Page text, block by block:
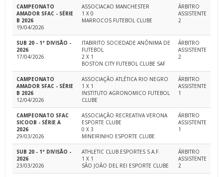
CAMPEONATO
AMADOR SFAC - SÉRIE
B 2026
19/04/2026
ASSOCIACAO MANCHESTER
1 X 0
MARROCOS FUTEBOL CLUBE
ÁRBITRO
ASSISTENTE
2
SUB 20 - 1ª DIVISÃO -
2026
17/04/2026
ITABIRITO SOCIEDADE ANÔNIMA DE
FUTEBOL
2 X 1
BOSTON CITY FUTEBOL CLUBE SAF
ÁRBITRO
ASSISTENTE
2
CAMPEONATO
AMADOR SFAC - SÉRIE
B 2026
12/04/2026
ASSOCIAÇÃO ATLÉTICA RIO NEGRO
1 X 1
INSTITUTO AGRONOMICO FUTEBOL
CLUBE
ÁRBITRO
ASSISTENTE
1
CAMPEONATO SFAC
SICOOB - SÉRIE A
2026
29/03/2026
ASSOCIAÇÃO RECREATIVA VERONA
ESPORTE CLUBE
0 X 3
MINEIRINHO ESPORTE CLUBE
ÁRBITRO
ASSISTENTE
1
SUB 20 - 1ª DIVISÃO -
2026
23/03/2026
ATHLETIC CLUB ESPORTES S.A.F.
1 X 1
SÃO JOÃO DEL REI ESPORTE CLUBE
ÁRBITRO
ASSISTENTE
2